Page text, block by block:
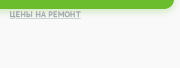
ЦЕНЫ НА РЕМОНТ